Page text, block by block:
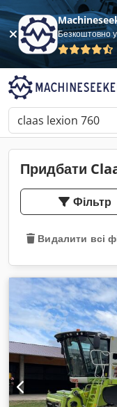
Безкоштовно
Придбати
Фільтр
Видалити всі